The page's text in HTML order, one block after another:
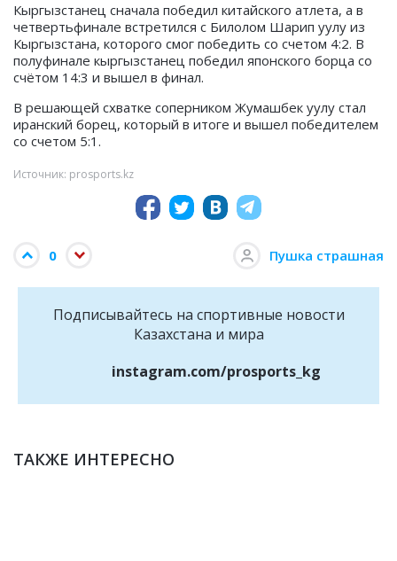
Кыргызстанец сначала победил китайского атлета, а в
четвертьфинале встретился с Билолом Шарип уулу из
Кыргызстана, которого смог победить со счетом 4:2. В
полуфинале кыргызстанец победил японского борца со
счётом 14:3 и вышел в финал.
В решающей схватке соперником Жумашбек уулу стал
иранский борец, который в итоге и вышел победителем
со счетом 5:1.
Источник: prosports.kz
0 Пушка страшная
Подписывайтесь на cпортивные новости
Казахстана и мира
instagram.com/prosports_kg
ТАКЖЕ ИНТЕРЕСНО